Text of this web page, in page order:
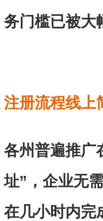
务门槛已被大
注册流程线上
各州普遍推广
址”，企业无
在几小时内完